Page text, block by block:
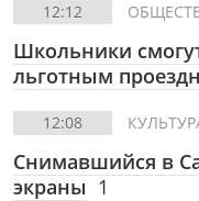
12:12
Школьники
льготным
12:08
Снимавшийся в
экраны 1